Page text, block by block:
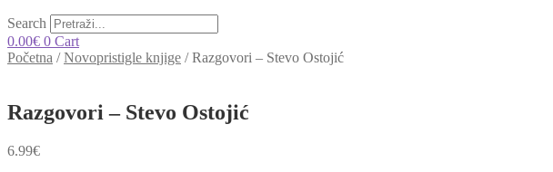
Search
0.00€ 0 Cart
Početna /Novopristigle knjige /Razgovori – Stevo Ostojić
Razgovori – Stevo Ostojić
6.99€